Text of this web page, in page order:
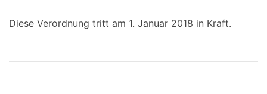
Diese Verordnung tritt am 1. Januar 2018 in Kraft.